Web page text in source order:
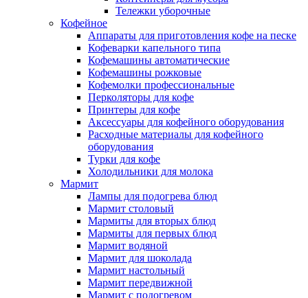
Тележки уборочные
Кофейное
Аппараты для приготовления кофе на песке
Кофеварки капельного типа
Кофемашины автоматические
Кофемашины рожковые
Кофемолки профессиональные
Перколяторы для кофе
Принтеры для кофе
Аксессуары для кофейного оборудования
Расходные материалы для кофейного
оборудования
Турки для кофе
Холодильники для молока
Мармит
Лампы для подогрева блюд
Мармит столовый
Мармиты для вторых блюд
Мармиты для первых блюд
Мармит водяной
Мармит для шоколада
Мармит настольный
Мармит передвижной
Мармит с подогревом